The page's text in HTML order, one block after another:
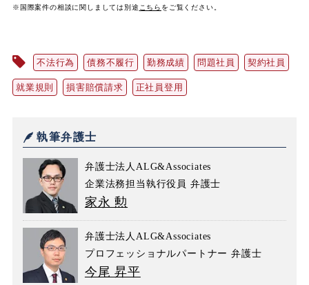
※国際案件の相談に関しましては 別途 こちら をご覧ください。
不法行為 債務不履行 勤務成績 問題社員 契約社員
就業規則 損害賠償請求 正社員登用
執筆弁護士
弁護士法人ALG&Associates
企業法務担当執行役員 弁護士
家永 勲
弁護士法人ALG&Associates
プロフェッショナルパートナー 弁護士
今尾 昇平